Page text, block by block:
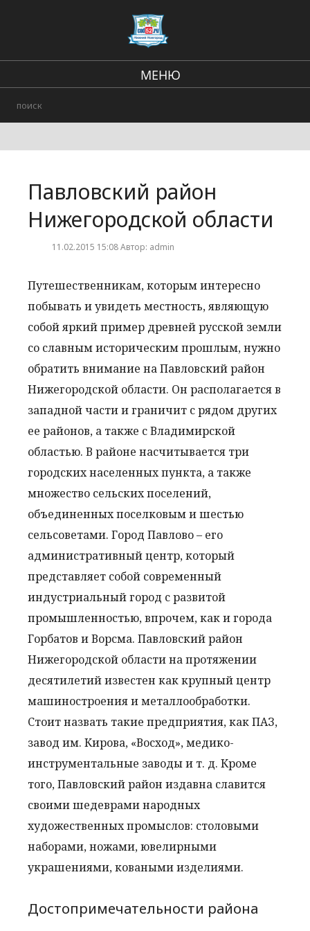
МЕНЮ
Городские события
Павловский район
Нижегородской области
11.02.2015 15:08 Автор: admin
Путешественникам, которым интересно
побывать и увидеть местность, являющую
собой яркий пример древней русской земли
со славным историческим прошлым, нужно
обратить внимание на Павловский район
Нижегородской области. Он располагается в
западной части и граничит с рядом других
ее районов, а также с Владимирской
областью. В районе насчитывается три
городских населенных пункта, а также
множество сельских поселений,
объединенных поселковым и шестью
сельсоветами. Город Павлово – его
административный центр, который
представляет собой современный
индустриальный город с развитой
промышленностью, впрочем, как и города
Горбатов и Ворсма. Павловский район
Нижегородской области на протяжении
десятилетий известен как крупный центр
машиностроения и металлообработки.
Стоит назвать такие предприятия, как ПАЗ,
завод им. Кирова, «Восход», медико-
инструментальные заводы и т. д. Кроме
того, Павловский район издавна славится
своими шедеврами народных
художественных промыслов: столовыми
наборами, ножами, ювелирными
украшениями, коваными изделиями.
Достопримечательности района